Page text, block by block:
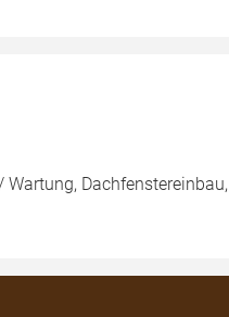
Wartung, Dachfenstereinbau,